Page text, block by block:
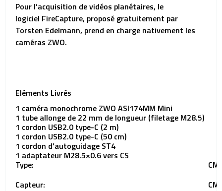
Pour l’acquisition de vidéos planétaires, le
logiciel FireCapture, proposé gratuitement par
Torsten Edelmann, prend en charge nativement les
caméras ZWO.
Eléments Livrés
1 caméra monochrome ZWO ASI174MM Mini
1 tube allonge de 22 mm de longueur (filetage M28.5)
1 cordon USB2.0 type-C (2 m)
1 cordon USB2.0 type-C (50 cm)
1 cordon d’autoguidage ST4
1 adaptateur M28.5×0.6 vers CS
Type:
Capteur: